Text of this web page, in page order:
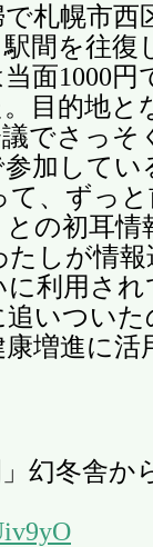
札幌市西
間を往復
面1000円
目的地と
でさっそ
加して
て、ずっ
の初耳情
しが情報
に利用さ
いつい
増進に
幻冬舎か